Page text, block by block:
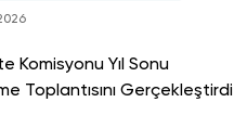
Komisyonu Yıl Sonu
Toplantısını Gerçekleştirdi